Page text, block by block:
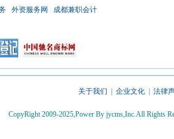
外资服务网 成都兼职会计
关于我们 | 企业文化 | 法律
CopyRight 2009-2025,Power By jycms,Inc.All Rights